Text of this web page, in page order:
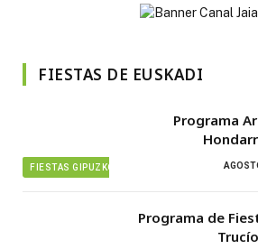
FIESTAS DE EUSKADI
FIESTAS GIPUZKOA
Programa
Programa de